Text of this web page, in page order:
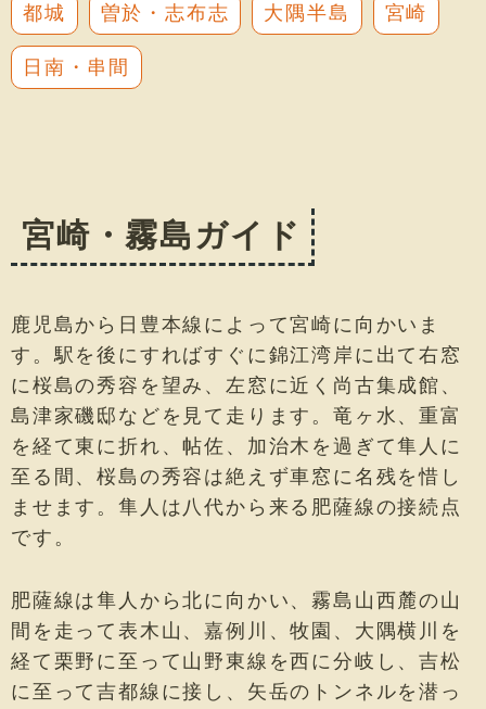
都城 曽於・志布志 大隅半島 宮崎
日南・串間
宮崎・霧島ガイド
鹿児島から日豊本線によって宮崎に向かいま
す。駅を後にすればすぐに錦江湾岸に出て右窓
に桜島の秀容を望み、左窓に近く尚古集成館、
島津家磯邸などを見て走ります。竜ヶ水、重富
を経て東に折れ、帖佐、加治木を過ぎて隼人に
至る間、桜島の秀容は絶えず車窓に名残を惜し
ませます。隼人は八代から来る肥薩線の接続点
です。
肥薩線は隼人から北に向かい、霧島山西麓の山
間を走って表木山、嘉例川、牧園、大隅横川を
経て栗野に至って山野東線を西に分岐し、吉松
に至って吉都線に接し、矢岳のトンネルを潜っ